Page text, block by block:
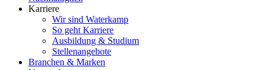
Karriere
Wir sind Waterkamp
So geht Karriere
Ausbildung & Studium
Stellenangebote
Branchen & Marken